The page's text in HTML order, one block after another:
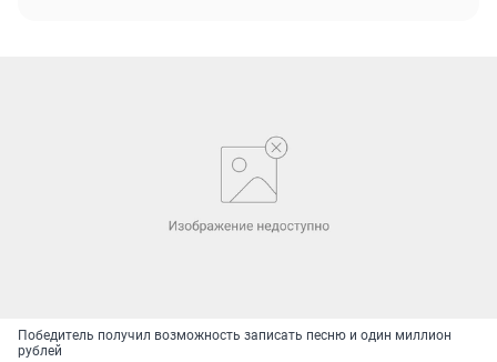
Победитель получил возможность записать песню и один миллион
рублей